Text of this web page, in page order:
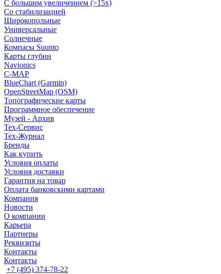
С большим увеличением (>15x)
Со стабилизацией
Широкопольные
Универсальные
Солнечные
Компасы Suunto
Карты глубин
Navionics
C-MAP
BlueChart (Garmin)
OpenStreetMap (OSM)
Топографические карты
Программное обеспечение
Музей - Архив
Tex-Сервис
Тех-Журнал
Бренды
Как купить
Условия оплаты
Условия доставки
Гарантия на товар
Оплата банковскими картами
Компания
Новости
О компании
Карьера
Партнеры
Реквизиты
Контакты
Контакты
+7 (495) 374-78-22